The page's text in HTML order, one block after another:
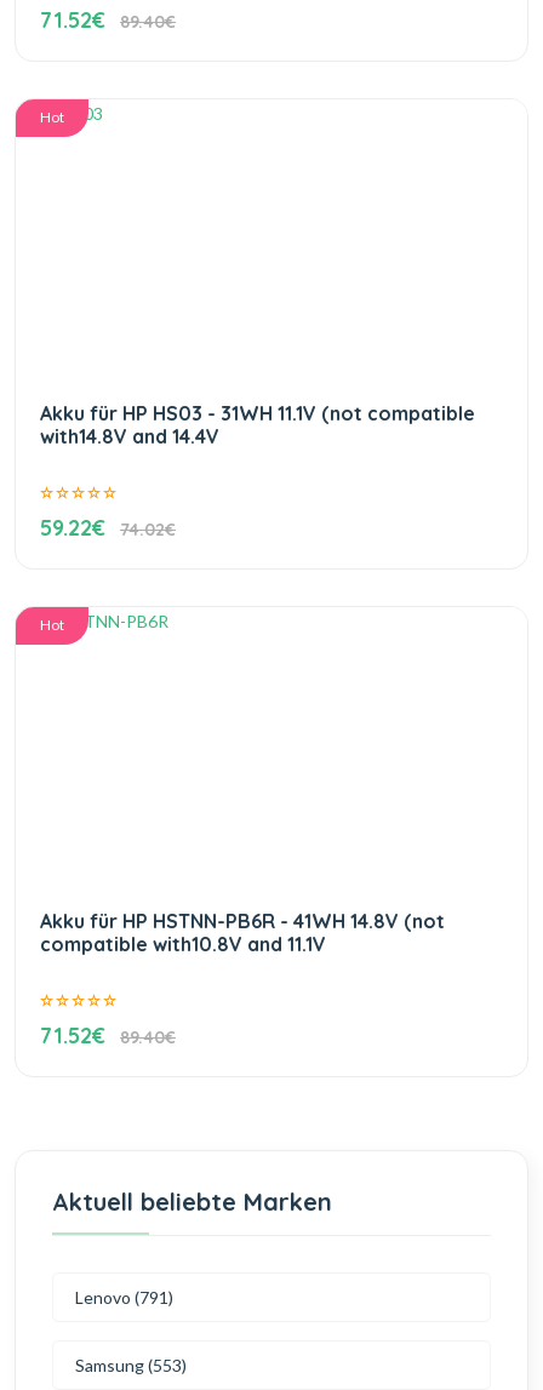
71.52€ 89.40€
Hot
Akku für HP HS03 - 31WH 11.1V (not compatible
with14.8V and 14.4V
59.22€ 74.02€
Hot
Akku für HP HSTNN-PB6R - 41WH 14.8V (not
compatible with10.8V and 11.1V
71.52€ 89.40€
Aktuell beliebte Marken
Lenovo (791)
Samsung (553)